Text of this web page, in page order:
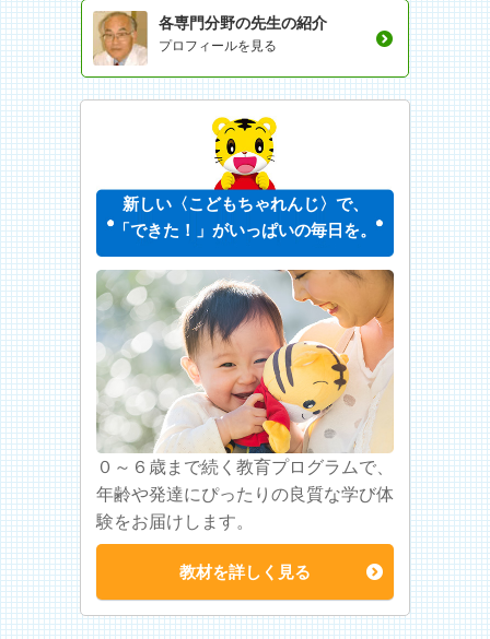
各専門分野の先生の紹介
プロフィールを見る
新しい〈こどもちゃれんじ〉で、
「できた！」がいっぱいの毎日を。
０～６歳まで続く教育プログラムで、
年齢や発達にぴったりの良質な学び体
験をお届けします。
教材を詳しく見る